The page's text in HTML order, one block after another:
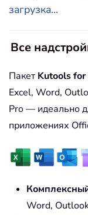
загрузка...
Все
Пакет Kutools
Excel, Word,
Pro — идеально
приложениях
Word,